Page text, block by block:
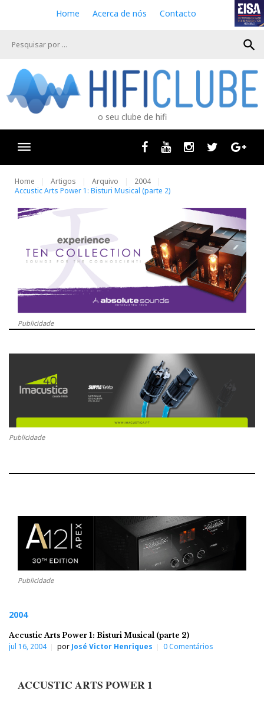
e
Home Acerca de nós Contacto
search
o seu clube de hifi
Facebook
Youtube InstagramTwitter
Home Artigos Arquivo
2004
Accustic Arts Power 1: Bisturi Musical (parte 2)
Publicidade
Publicidade
Publicidade
2004
Accustic Arts Power 1: Bisturi Musical (parte 2)
jul 16, 2004 por José Victor Henriques 0 Comentários
ACCUSTIC ARTS POWER 1